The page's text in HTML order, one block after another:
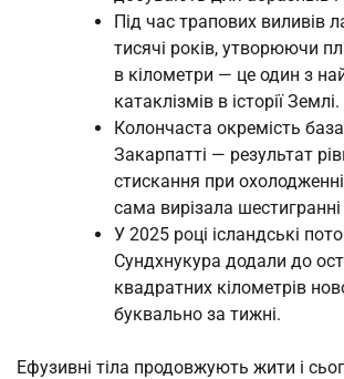
Під час трапових виливів
тисячі років, утворюючи
в кілометри — це один з
катаклізмів в історії Землі.
Колончаста окремість
Закарпатті — результат
стискання при
сама вирізала
У 2025 році ісландські
Сундхнукура додали до
квадратних кілометрів
буквально за тижні.
Ефузивні тіла продовжують жити і